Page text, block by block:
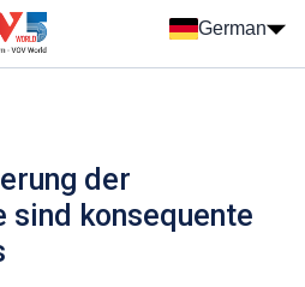
German
der
sind konsequente